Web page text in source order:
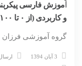
و کاربردی (از ۰ تا ۱۰۰)
گروه آموزشی فرزان
3 آبان 1394